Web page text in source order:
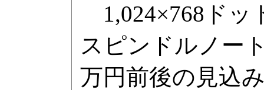
1,024×768ドッ
スピンドルノー
万円前後の見込